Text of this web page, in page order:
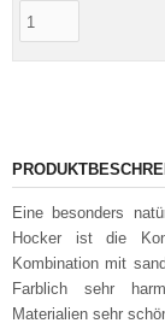
Eine besonders
Hocker ist die
Kombination mit
Farblich sehr
Materialien sehr